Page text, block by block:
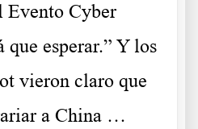
Evento Cyber
que esperar.” Y los
vieron claro que
a China …